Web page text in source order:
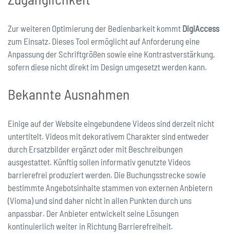
Zur weiteren Optimierung der Bedienbarkeit kommt DigiAccess
zum Einsatz. Dieses Tool ermöglicht auf Anforderung eine
Anpassung der Schriftgrößen sowie eine Kontrastverstärkung,
sofern diese nicht direkt im Design umgesetzt werden kann.
Bekannte Ausnahmen
Einige auf der Website eingebundene Videos sind derzeit nicht
untertitelt. Videos mit dekorativem Charakter sind entweder
durch Ersatzbilder ergänzt oder mit Beschreibungen
ausgestattet. Künftig sollen informativ genutzte Videos
barrierefrei produziert werden. Die Buchungsstrecke sowie
bestimmte Angebotsinhalte stammen von externen Anbietern
(Vioma) und sind daher nicht in allen Punkten durch uns
anpassbar. Der Anbieter entwickelt seine Lösungen
kontinuierlich weiter in Richtung Barrierefreiheit.